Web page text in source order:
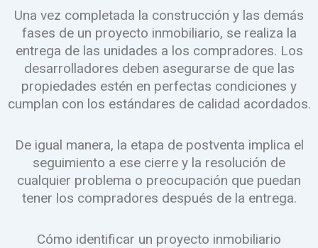
Una vez completada la construcción y las demás
fases de un proyecto inmobiliario, se realiza la
entrega de las unidades a los compradores. Los
desarrolladores deben asegurarse de que las
propiedades estén en perfectas condiciones y
cumplan con los estándares de calidad acordados.
De igual manera, la etapa de postventa implica el
seguimiento a ese cierre y la resolución de
cualquier problema o preocupación que puedan
tener los compradores después de la entrega.
Cómo identificar un proyecto inmobiliario